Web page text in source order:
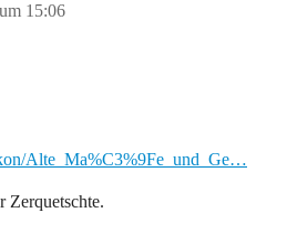
15:06
Alte_Ma%C3%9Fe_und_Ge…
Zerquetschte.